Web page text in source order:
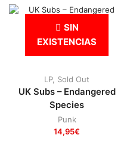
SIN
EXISTENCIAS
LP, Sold Out
UK Subs – Endangered
Species
Punk
14,95€